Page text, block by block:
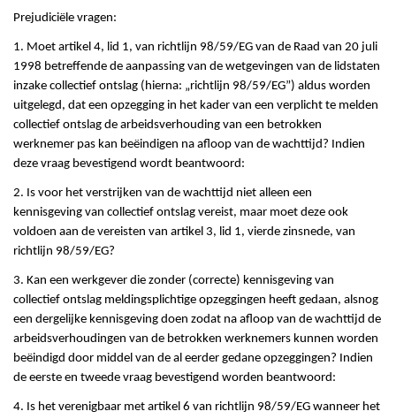
Prejudiciële vragen:
1. Moet artikel 4, lid 1, van richtlijn 98/59/EG van de Raad van 20 juli
1998 betreffende de aanpassing van de wetgevingen van de lidstaten
inzake collectief ontslag (hierna: „richtlijn 98/59/EG”) aldus worden
uitgelegd, dat een opzegging in het kader van een verplicht te melden
collectief ontslag de arbeidsverhouding van een betrokken
werknemer pas kan beëindigen na afloop van de wachttijd? Indien
deze vraag bevestigend wordt beantwoord:
2. Is voor het verstrijken van de wachttijd niet alleen een
kennisgeving van collectief ontslag vereist, maar moet deze ook
voldoen aan de vereisten van artikel 3, lid 1, vierde zinsnede, van
richtlijn 98/59/EG?
3. Kan een werkgever die zonder (correcte) kennisgeving van
collectief ontslag meldingsplichtige opzeggingen heeft gedaan, alsnog
een dergelijke kennisgeving doen zodat na afloop van de wachttijd de
arbeidsverhoudingen van de betrokken werknemers kunnen worden
beëindigd door middel van de al eerder gedane opzeggingen? Indien
de eerste en tweede vraag bevestigend worden beantwoord:
4. Is het verenigbaar met artikel 6 van richtlijn 98/59/EG wanneer het